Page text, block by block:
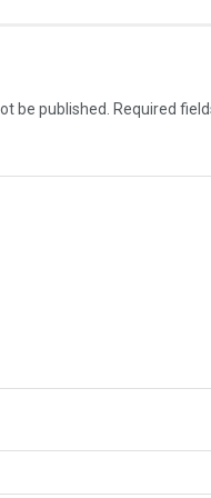
be published. Required